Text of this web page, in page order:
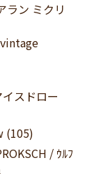
ン ミクリ
スドロー
(105)
/ ｳﾙﾌ